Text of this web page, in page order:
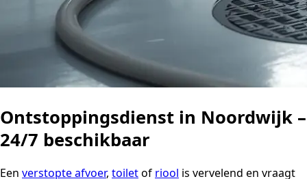
Ontstoppingsdienst in Noordwijk –
24/7 beschikbaar
Een verstopte afvoer, toiletof riool is vervelend en vraagt